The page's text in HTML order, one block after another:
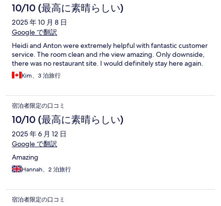
10/10 (最高に素晴らしい)
2025 年 10 月 8 日
Google で翻訳
Heidi and Anton were extremely helpful with fantastic customer
service. The room clean and rhe view amazing. Only downside,
there was no restaurant site. I would definitely stay here again.
Kim、3 泊旅行
宿泊者限定の口コミ
10/10 (最高に素晴らしい)
2025 年 6 月 12 日
Google で翻訳
Amazing
Hannah、2 泊旅行
宿泊者限定の口コミ